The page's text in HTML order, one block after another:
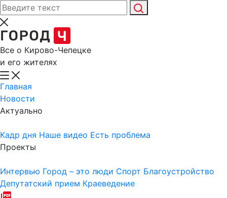
Все о Кирово-Чепецке
и его жителях
Главная
Новости
Актуально
Кадр дня Наше видео Есть проблема
Проекты
Интервью Город – это люди Спорт Благоустройство
Депутатский прием Краеведение